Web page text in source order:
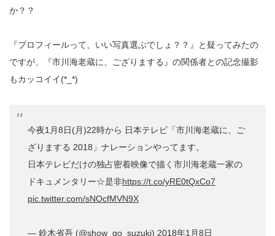
か？？
『プロフィールって、いい写真選ぶでしょ？？』と疑ってみたの
ですが、『市川海老蔵に、ござりまする』の関係者との記念撮影
もカッコイイ(*_*)
今夜1月8日(月)22時から 日本テレビ「市川海老蔵に、ご
ざりまする 2018」ナレーションやってます。
日本テレビだけの独占密着映像で描く市川海老蔵一家の
ドキュメンタリー☆是非https://t.co/yRE0tQxCo7
pic.twitter.com/sNOcfMVN9X
— 鈴木省吾 (@show_go_suzuki) 2018年1月8日